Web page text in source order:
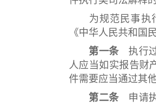
为规范民事执行
《中华人民共和国
第一条 执行
人应当如实报告财
件需要应当通过其
第二条 申请